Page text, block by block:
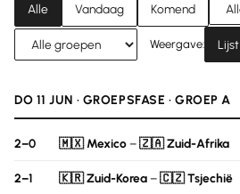
Alle Vandaag Komend
Weergave: Lijst
DO 11 JUN · GROEPSFASE · GROEP A
2–0 🇲🇽 Mexico–🇿🇦 Zuid-Afrika
2–1 🇰🇷 Zuid-Korea–🇨🇿 Tsjechië